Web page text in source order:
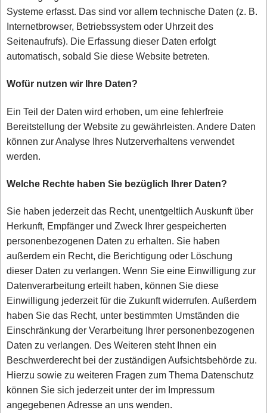
Systeme erfasst. Das sind vor allem technische Daten (z. B.
Internetbrowser, Betriebssystem oder Uhrzeit des
Seitenaufrufs). Die Erfassung dieser Daten erfolgt
automatisch, sobald Sie diese Website betreten.
Wofür nutzen wir Ihre Daten?
Ein Teil der Daten wird erhoben, um eine fehlerfreie
Bereitstellung der Website zu gewährleisten. Andere Daten
können zur Analyse Ihres Nutzerverhaltens verwendet
werden.
Welche Rechte haben Sie bezüglich Ihrer Daten?
Sie haben jederzeit das Recht, unentgeltlich Auskunft über
Herkunft, Empfänger und Zweck Ihrer gespeicherten
personenbezogenen Daten zu erhalten. Sie haben
außerdem ein Recht, die Berichtigung oder Löschung
dieser Daten zu verlangen. Wenn Sie eine Einwilligung zur
Datenverarbeitung erteilt haben, können Sie diese
Einwilligung jederzeit für die Zukunft widerrufen. Außerdem
haben Sie das Recht, unter bestimmten Umständen die
Einschränkung der Verarbeitung Ihrer personenbezogenen
Daten zu verlangen. Des Weiteren steht Ihnen ein
Beschwerderecht bei der zuständigen Aufsichtsbehörde zu.
Hierzu sowie zu weiteren Fragen zum Thema Datenschutz
können Sie sich jederzeit unter der im Impressum
angegebenen Adresse an uns wenden.